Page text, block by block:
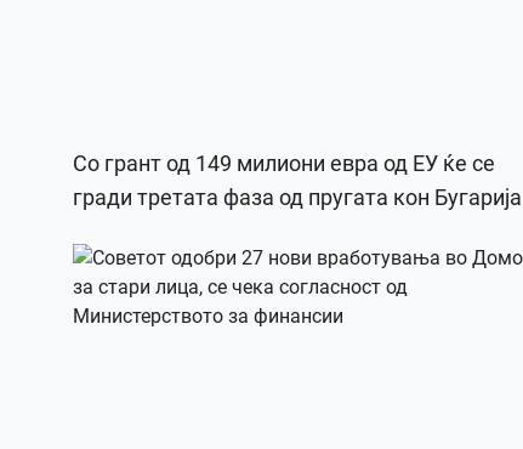
Со грант од 149 милиони евра од ЕУ ќе се
гради третата фаза од пругата кон Бугарија